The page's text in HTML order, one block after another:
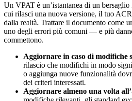
Un VPAT è un’istantanea di un
cui rilasci una nuova versione, il tuo
dalla realtà. Trattare il documento come
uno degli errori più comuni — e più
commettono.
Aggiornare in caso di modifiche
rilascio che modifichi in modo
o aggiunga nuove funzionalità
dei criteri interessati.
Aggiornare almeno una volta